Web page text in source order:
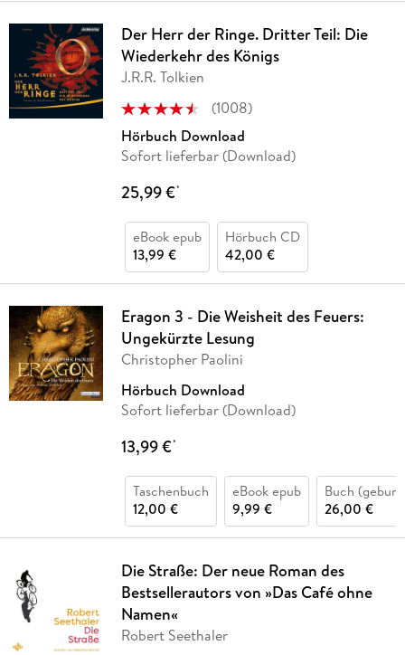
Der Herr der Ringe. Dritter Teil: Die
Wiederkehr des Königs
J.R.R. Tolkien
(1008)
Hörbuch Download
Sofort lieferbar (Download)
25,99 €*
eBook epub
13,99 €
Hörbuch CD
42,00 €
Eragon 3 - Die Weisheit des Feuers:
Ungekürzte Lesung
Christopher Paolini
Hörbuch Download
Sofort lieferbar (Download)
13,99 €*
Taschenbuch
12,00 €
eBook epub
9,99 €
Buch
26,00 €
Die Straße: Der neue Roman des
Bestsellerautors von »Das Café ohne
Namen«
Robert Seethaler